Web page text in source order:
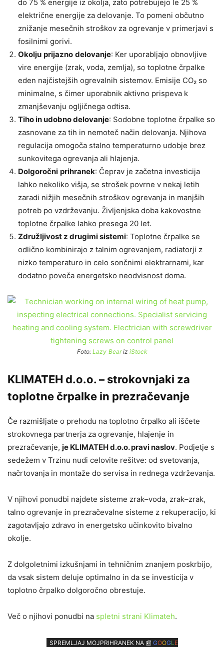
do 75 % energije iz okolja, zato potrebujejo le 25 %
električne energije za delovanje. To pomeni občutno
znižanje mesečnih stroškov za ogrevanje v primerjavi s
fosilnimi gorivi.
Okolju prijazno delovanje: Ker uporabljajo obnovljive
vire energije (zrak, voda, zemlja), so toplotne črpalke
eden najčistejših ogrevalnih sistemov. Emisije CO₂ so
minimalne, s čimer uporabnik aktivno prispeva k
zmanjševanju ogljičnega odtisa.
Tiho in udobno delovanje: Sodobne toplotne črpalke so
zasnovane za tih in nemoteč način delovanja. Njihova
regulacija omogoča stalno temperaturno udobje brez
sunkovitega ogrevanja ali hlajenja.
Dolgoročni prihranek: Čeprav je začetna investicija
lahko nekoliko višja, se strošek povrne v nekaj letih
zaradi nižjih mesečnih stroškov ogrevanja in manjših
potreb po vzdrževanju. Življenjska doba kakovostne
toplotne črpalke lahko presega 20 let.
Združljivost z drugimi sistemi: Toplotne črpalke se
odlično kombinirajo z talnim ogrevanjem, radiatorji z
nizko temperaturo in celo sončnimi elektrarnami, kar
dodatno poveča energetsko neodvisnost doma.
Foto: Lazy_Beariz iStock
KLIMATEH d.o.o. – strokovnjaki za
toplotne črpalke in prezračevanje
Če razmišljate o prehodu na toplotno črpalko ali iščete
strokovnega partnerja za ogrevanje, hlajenje in
prezračevanje, je KLIMATEH d.o.o. pravi naslov. Podjetje s
sedežem v Trzinu nudi celovite rešitve: od svetovanja,
načrtovanja in montaže do servisa in rednega vzdrževanja.
V njihovi ponudbi najdete sisteme zrak–voda, zrak–zrak,
talno ogrevanje in prezračevalne sisteme z rekuperacijo, ki
zagotavljajo zdravo in energetsko učinkovito bivalno
okolje.
Z dolgoletnimi izkušnjami in tehničnim znanjem poskrbijo,
da vsak sistem deluje optimalno in da se investicija v
toplotno črpalko dolgoročno obrestuje.
Več o njihovi ponudbi na spletni strani Klimateh.
SPREMLJAJ MOJPRIHRANEK NA 📰 GOOGL E